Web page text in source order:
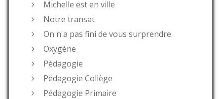
Michelle est en ville
Notre transat
On n'a pas fini de vous surprendre
Oxygène
Pédagogie
Pédagogie Collège
Pédagogie Primaire